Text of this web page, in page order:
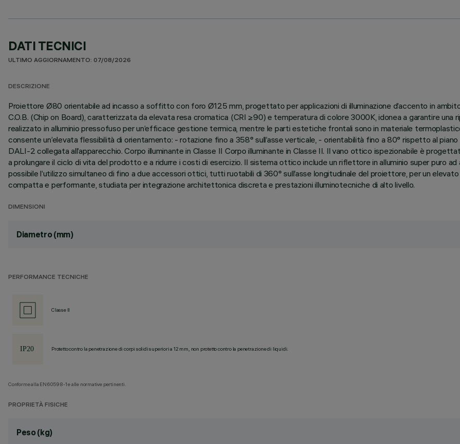
DATI TECNICI
ULTIMO AGGIORNAMENTO: 07/08/2026
DESCRIZIONE
Proiettore Ø80 orientabile ad incasso a soffitto con foro Ø125 mm, progettato per applicazioni di illuminazione d’accento in
C.O.B. (Chip on Board), caratterizzata da elevata resa cromatica (CRI ≥90) e temperatura di colore 3000K, idonea a garantire
realizzato in alluminio pressofuso per un’efficace gestione termica, mentre le parti estetiche frontali sono in materiale
consente un’elevata flessibilità di orientamento: - rotazione fino a 358° sull’asse verticale, - orientabilità fino a 80° rispetto al
DALI-2 collegata all’apparecchio. Corpo illuminante in Classe II Corpo illuminante in Classe II. Il vano ottico ispezionabile è
a prolungare il ciclo di vita del prodotto e a ridurre i costi di esercizio. Il sistema ottico include un riflettore in alluminio super puro
possibile l’utilizzo simultaneo di fino a due accessori ottici, tutti ruotabili di 360° sull’asse longitudinale del proiettore, per un
compatta e performante, studiata per integrazione architettonica discreta e prestazioni illuminotecniche di alto livello.
DIMENSIONI
Diametro (mm)
PERFORMANCE TECNICHE
Classe II
Protetto contro la penetrazione di corpi solidi superiori a 12 mm, non protetto contro la penetrazione di liquidi.
Conforme alla EN60598-1 e alle normative pertinenti.
PROPRIETÀ FISICHE
Peso (kg)